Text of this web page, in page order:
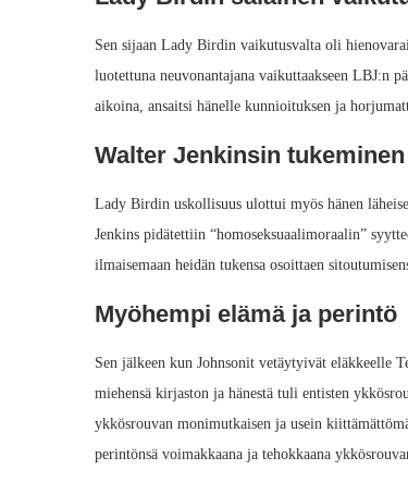
Sen sijaan Lady Birdin vaikutusvalta oli
luotettuna neuvonantajana vaikuttaakseen LBJ:n
aikoina, ansaitsi hänelle kunnioituksen ja
Walter Jenkinsin tukeminen
Lady Birdin uskollisuus ulottui myös hänen
Jenkins pidätettiin “homoseksuaalimoraalin”
ilmaisemaan heidän tukensa osoittaen
Myöhempi elämä ja perintö
Sen jälkeen kun Johnsonit vetäytyivät eläkkeelle
miehensä kirjaston ja hänestä tuli entisten
ykkösrouvan monimutkaisen ja usein
perintönsä voimakkaana ja tehokkaana